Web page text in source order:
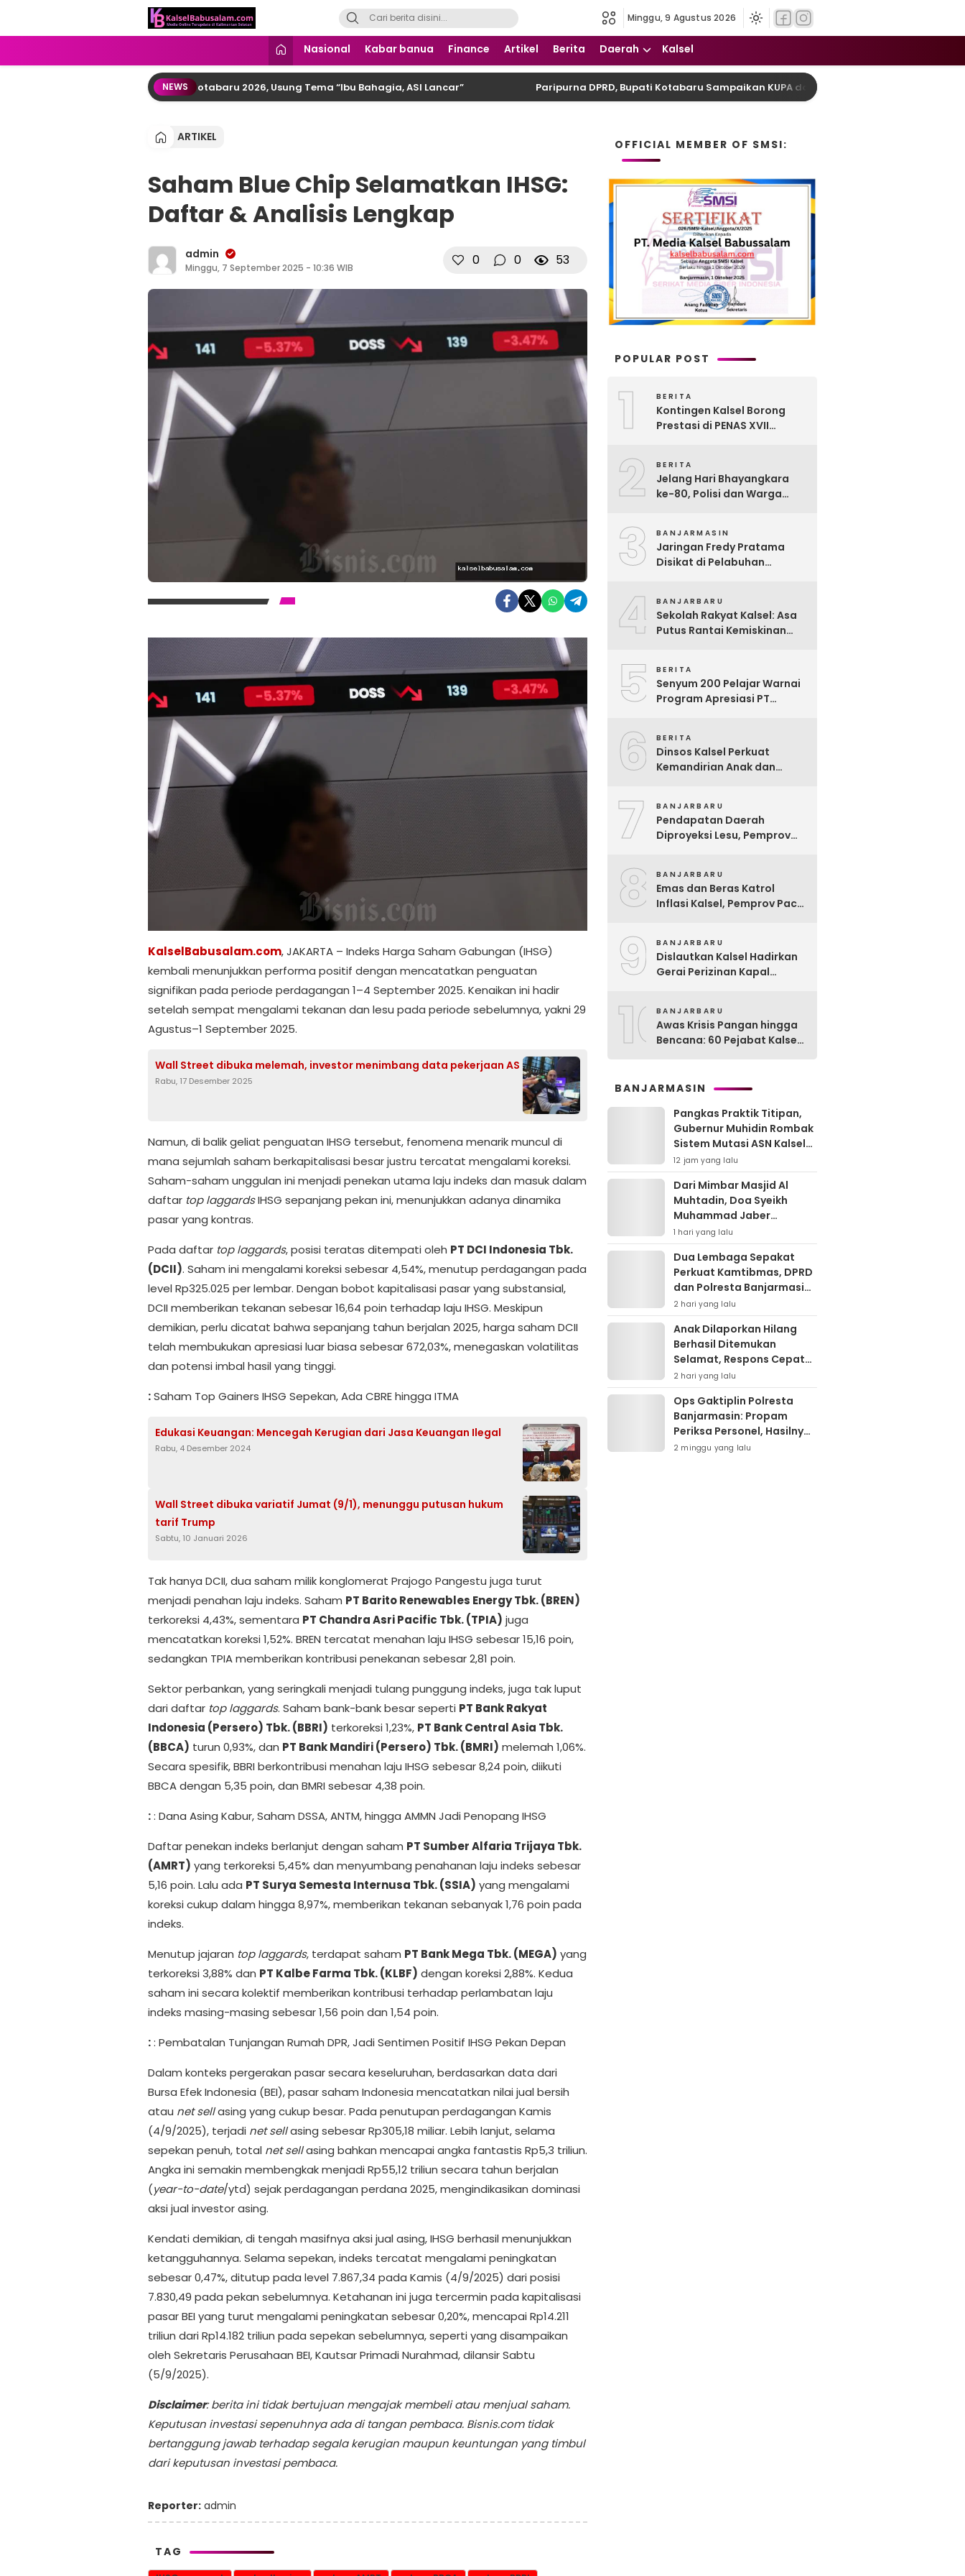
Menyuarakan Kalsel, Menginspirasi Nusantara
Minggu, 9 Agustus 2026
Nasional Kabar banua Finance Artikel Berita Daerah Kalsel
NEWS
Gelar Pekan ASI Sedunia Kotabaru 2026, Usung Tema “Ibu Bahagia, ASI Lancar” Paripurna DPRD, Bupati Kotabaru Sampaikan KUPA dan PPAS Perubahan APBD Tahun 2026
ARTIKEL
Saham Blue Chip Selamatkan IHSG:
Daftar & Analisis Lengkap
admin
Minggu, 7 September 2025 - 10:36 WIB 0 0 53
KalselBabusalam.com, JAKARTA – Indeks Harga Saham Gabungan (IHSG)
kembali menunjukkan performa positif dengan mencatatkan penguatan
signifikan pada periode perdagangan 1–4 September 2025. Kenaikan ini hadir
setelah sempat mengalami tekanan dan lesu pada periode sebelumnya, yakni 29
Agustus–1 September 2025.
Wall Street dibuka melemah, investor menimbang data pekerjaan AS
Rabu, 17 Desember 2025
Namun, di balik geliat penguatan IHSG tersebut, fenomena menarik muncul di
mana sejumlah saham berkapitalisasi besar justru tercatat mengalami koreksi.
Saham-saham unggulan ini menjadi penekan utama laju indeks dan masuk dalam
daftar top laggardsIHSG sepanjang pekan ini, menunjukkan adanya dinamika
pasar yang kontras.
Pada daftar top laggards, posisi teratas ditempati oleh PT DCI Indonesia Tbk.
(DCII). Saham ini mengalami koreksi sebesar 4,54%, menutup perdagangan pada
level Rp325.025 per lembar. Dengan bobot kapitalisasi pasar yang substansial,
DCII memberikan tekanan sebesar 16,64 poin terhadap laju IHSG. Meskipun
demikian, perlu dicatat bahwa sepanjang tahun berjalan 2025, harga saham DCII
telah membukukan apresiasi luar biasa sebesar 672,03%, menegaskan volatilitas
dan potensi imbal hasil yang tinggi.
:Saham Top Gainers IHSG Sepekan, Ada CBRE hingga ITMA
Edukasi Keuangan: Mencegah Kerugian dari Jasa Keuangan Ilegal
Rabu, 4 Desember 2024
Wall Street dibuka variatif Jumat (9/1), menunggu putusan hukum
tarif Trump
Sabtu, 10 Januari 2026
Tak hanya DCII, dua saham milik konglomerat Prajogo Pangestu juga turut
menjadi penahan laju indeks. Saham PT Barito Renewables Energy Tbk. (BREN)
terkoreksi 4,43%, sementara PT Chandra Asri Pacific Tbk. (TPIA) juga
mencatatkan koreksi 1,52%. BREN tercatat menahan laju IHSG sebesar 15,16 poin,
sedangkan TPIA memberikan kontribusi penekanan sebesar 2,81 poin.
Sektor perbankan, yang seringkali menjadi tulang punggung indeks, juga tak luput
dari daftar top laggards. Saham bank-bank besar seperti PT Bank Rakyat
Indonesia (Persero) Tbk. (BBRI) terkoreksi 1,23%, PT Bank Central Asia Tbk.
(BBCA) turun 0,93%, dan PT Bank Mandiri (Persero) Tbk. (BMRI) melemah 1,06%.
Secara spesifik, BBRI berkontribusi menahan laju IHSG sebesar 8,24 poin, diikuti
BBCA dengan 5,35 poin, dan BMRI sebesar 4,38 poin.
:: Dana Asing Kabur, Saham DSSA, ANTM, hingga AMMN Jadi Penopang IHSG
Daftar penekan indeks berlanjut dengan saham PT Sumber Alfaria Trijaya Tbk.
(AMRT) yang terkoreksi 5,45% dan menyumbang penahanan laju indeks sebesar
5,16 poin. Lalu ada PT Surya Semesta Internusa Tbk. (SSIA) yang mengalami
koreksi cukup dalam hingga 8,97%, memberikan tekanan sebanyak 1,76 poin pada
indeks.
Menutup jajaran top laggards, terdapat saham PT Bank Mega Tbk. (MEGA) yang
terkoreksi 3,88% dan PT Kalbe Farma Tbk. (KLBF) dengan koreksi 2,88%. Kedua
saham ini secara kolektif memberikan kontribusi terhadap perlambatan laju
indeks masing-masing sebesar 1,56 poin dan 1,54 poin.
:: Pembatalan Tunjangan Rumah DPR, Jadi Sentimen Positif IHSG Pekan Depan
Dalam konteks pergerakan pasar secara keseluruhan, berdasarkan data dari
Bursa Efek Indonesia (BEI), pasar saham Indonesia mencatatkan nilai jual bersih
atau net sellasing yang cukup besar. Pada penutupan perdagangan Kamis
(4/9/2025), terjadi net sellasing sebesar Rp305,18 miliar. Lebih lanjut, selama
sepekan penuh, total net sellasing bahkan mencapai angka fantastis Rp5,3 triliun.
Angka ini semakin membengkak menjadi Rp55,12 triliun secara tahun berjalan
(year-to-date/ytd) sejak perdagangan perdana 2025, mengindikasikan dominasi
aksi jual investor asing.
Kendati demikian, di tengah masifnya aksi jual asing, IHSG berhasil menunjukkan
ketangguhannya. Selama sepekan, indeks tercatat mengalami peningkatan
sebesar 0,47%, ditutup pada level 7.867,34 pada Kamis (4/9/2025) dari posisi
7.830,49 pada pekan sebelumnya. Ketahanan ini juga tercermin pada kapitalisasi
pasar BEI yang turut mengalami peningkatan sebesar 0,20%, mencapai Rp14.211
triliun dari Rp14.182 triliun pada sepekan sebelumnya, seperti yang disampaikan
oleh Sekretaris Perusahaan BEI, Kautsar Primadi Nurahmad, dilansir Sabtu
(5/9/2025).
Disclaimer: berita ini tidak bertujuan mengajak membeli atau menjual saham.
Keputusan investasi sepenuhnya ada di tangan pembaca. Bisnis.com tidak
bertanggung jawab terhadap segala kerugian maupun keuntungan yang timbul
dari keputusan investasi pembaca.
Reporter: admin
TAG
OFFICIAL MEMBER OF SMSI:
POPULAR POST
1 BERITA
Kontingen Kalsel Borong
Prestasi di PENAS XVII
Juara Nasional
2 BERITA
Jelang Hari Bhayangkara
ke-80, Polisi dan Warga
Penghubung Desa
3 BANJARMASIN
Jaringan Fredy Pratama
Disikat di Pelabuhan
4 BANJARBARU
Sekolah Rakyat Kalsel: Asa
Putus Rantai Kemiskinan
5 BERITA
Senyum 200 Pelajar Warnai
Program Apresiasi PT
6 BERITA
Dinsos Kalsel Perkuat
Kemandirian Anak dan
Mulia Satria
7 BANJARBARU
Pendapatan Daerah
Diproyeksi Lesu, Pemprov
8 BANJARBARU
Emas dan Beras Katrol
Inflasi Kalsel, Pemprov Pacu
9 BANJARBARU
Dislautkan Kalsel Hadirkan
Gerai Perizinan Kapal
Kotabaru
10BANJARBARU
Awas Krisis Pangan hingga
Bencana: 60 Pejabat Kalsel-
Radikal!
BANJARMASIN
Pangkas Praktik Titipan,
Gubernur Muhidin Rombak
Sistem Mutasi ASN Kalsel
Berbasis Manajemen
Talenta
12 jam yang lalu
Dari Mimbar Masjid Al
Muhtadin, Doa Syeikh
Muhammad Jaber
Menguatkan Jajaran
Polresta Banjarmasin
1 hari yang lalu
Dua Lembaga Sepakat
Perkuat Kamtibmas, DPRD
dan Polresta Banjarmasin
Pertajam Sinergi “Kayuh
Baimbai”
2 hari yang lalu
Anak Dilaporkan Hilang
Berhasil Ditemukan
Selamat, Respons Cepat
Polresta Banjarmasin Tuai
Apresiasi Orang Tua
2 hari yang lalu
Ops Gaktiplin Polresta
Banjarmasin: Propam
Periksa Personel, Hasilnya
Nihil Pelanggaran
2 minggu yang lalu